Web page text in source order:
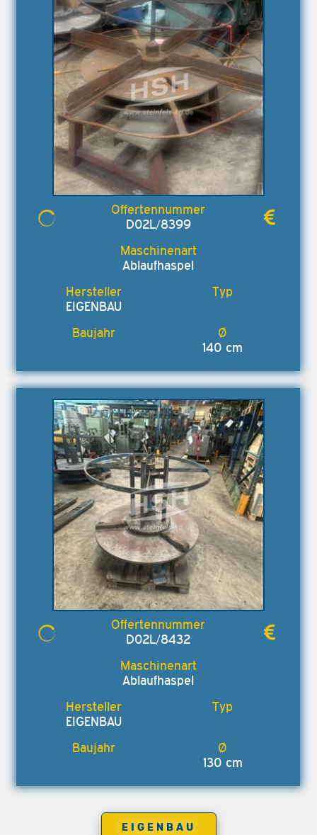
D02L/8399
Ablaufhaspel
EIGENBAU
140 cm
D02L/8432
Ablaufhaspel
EIGENBAU
130 cm
EIGENBAU